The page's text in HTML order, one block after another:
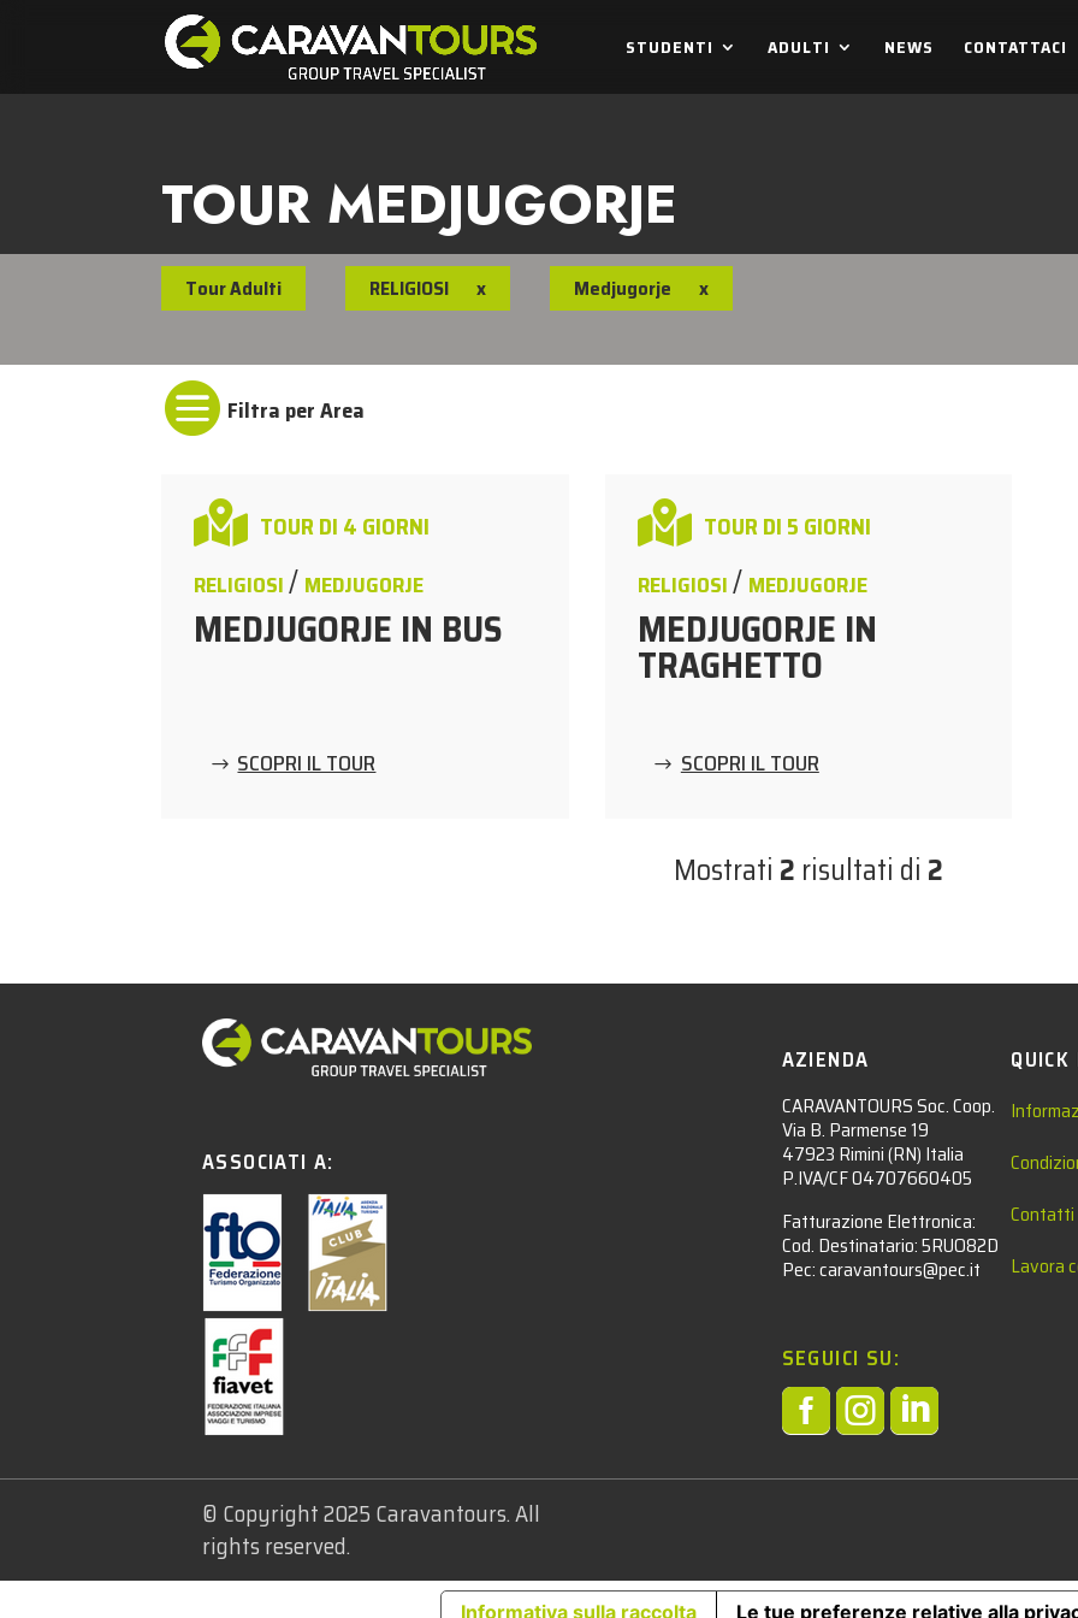
STUDENTI ADULTI NEWS CONTATTACI
TOUR MEDJUGORJE
Tour Adulti RELIGIOSI x Medjugorje x

 TOUR DI 4 GIORNI
RELIGIOSI/ MEDJUGORJE
MEDJUGORJE IN BUS
SCOPRI IL TOUR
 TOUR DI 5 GIORNI
RELIGIOSI/ MEDJUGORJE
MEDJUGORJE IN
TRAGHETTO
SCOPRI IL TOUR
Mostrati 2 risultati di 2
ASSOCIATI A:
AZIENDA
CARAVANTOURS Soc. Coop.
Via B. Parmense 19
47923 Rimini (RN) Italia
P.IVA/CF 04707660405
Fatturazione Elettronica:
Cod. Destinatario: 5RUO82D
Pec: caravantours@pec.it
SEGUICI SU:

Contatti
Lavora
© Copyright 2025 Caravantours. All
rights reserved.
Informativa sulla raccolta Le tue preferenze relative alla